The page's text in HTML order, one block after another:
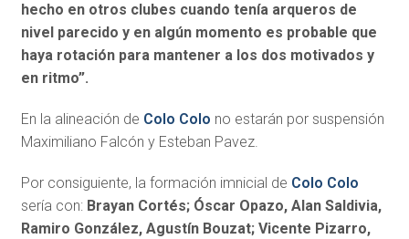
hecho en otros clubes cuando tenía arqueros de
nivel parecido y en algún momento es probable que
haya rotación para mantener a los dos motivados y
en ritmo”.
En la alineación de Colo Colo no estarán por suspensión
Maximiliano Falcón y Esteban Pavez.
Por consiguiente, la formación imnicial de Colo Colo
sería con: Brayan Cortés; Óscar Opazo, Alan Saldivia,
Ramiro González, Agustín Bouzat; Vicente Pizarro,